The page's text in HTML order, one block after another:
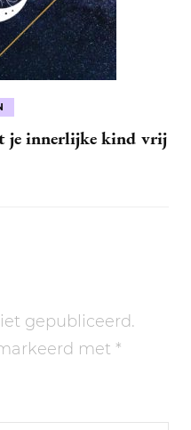
je innerlijke kind vrij
gepubliceerd.
met *